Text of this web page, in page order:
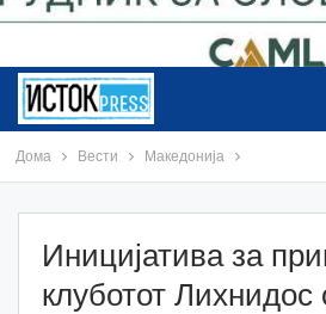
Дома Вести Македонија
Иницијатива за
клуботот